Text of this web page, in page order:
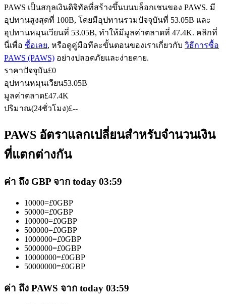
ฟิวเจอร์สที่ใช้ USDC เป็นหลักประกัน
คัดลอกการซื้อขาย
เข้าร่วมกับเทรดเดอร์ชั้นนำ
เป็นเทรดเดอร์คัดลอก
เพลิดเพลินกับการแบ่งปันผลกำไรและค่าคอมมิชชั่นการคัด
ลอกการซื้อขาย
PAWS เป็นสกุลเงินดิจิทัลที่สร้างขึ้นบนบล็อกเชนของ PAWS. มี
อุปทานสูงสุดที่ 100B, โดยมีอุปทานรวมปัจจุบันที่ 53.05B และ
อุปทานหมุนเวียนที่ 53.05B, ทำให้มีมูลค่าตลาดที่ 47.4K. คลิกที่
นี่เพื่อ ซื้อเลย, หรือดูคู่มือทีละขั้นตอนของเราเกี่ยวกับ วิธีการซื้อ
PAWS (PAWS) อย่างปลอดภัยและง่ายดาย.
ราคาปัจจุบัน£0
อุปทานหมุนเวียน53.05B
มูลค่าตลาด£47.4K
ปริมาณ(24ชั่วโมง)£--
PAWS อัตราแลกเปลี่ยนสำหรับจำนวนเงิน
ที่แตกต่างกัน
ค่า ถึง GBP จาก today 03:59
10000=£0GBP
50000=£0GBP
100000=£0GBP
500000=£0GBP
1000000=£0GBP
5000000=£0GBP
10000000=£0GBP
50000000=£0GBP
ค่า ถึง PAWS จาก today 03:59